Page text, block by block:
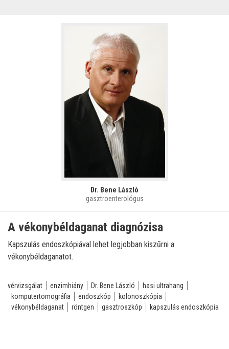
Dr. Bene László
gasztroenterológus
A vékonybéldaganat diagnózisa
Kapszulás endoszkópiával lehet legjobban kiszűrni a
vékonybéldaganatot.
vérvizsgálat enzimhiány Dr. Bene László
hasi ultrahang
komputertomográfia
endoszkóp
kolonoszkópia
vékonybéldaganat
röntgen gasztroszkóp kapszulás endoszkópia